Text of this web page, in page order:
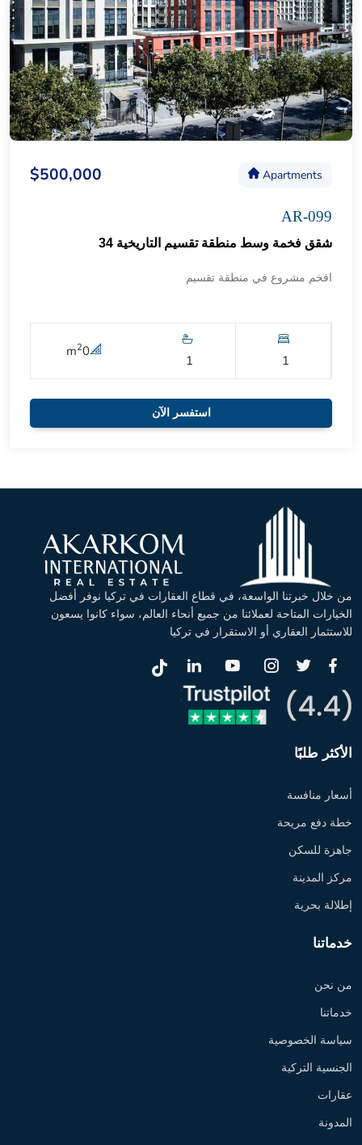
Apartments
$500,000
AR-099
شقق فخمة وسط منطقة تقسيم التاريخية 34
افخم مشروع في منطقة تقسيم
1
1
0
m2
استفسر الآن
من خلال خبرتنا الواسعة، في قطاع العقارات في تركيا نوفر أفضل
الخيارات المتاحة لعملائنا من جميع أنحاء العالم، سواء كانوا يسعون
للاستثمار العقاري أو الاستقرار في تركيا
الأكثر طلبًا
أسعار منافسة
خطة دفع مريحة
جاهزة للسكن
مركز المدينة
إطلالة بحرية
خدماتنا
من نحن
خدماتنا
سياسة الخصوصية
الجنسية التركية
عقارات
المدونة